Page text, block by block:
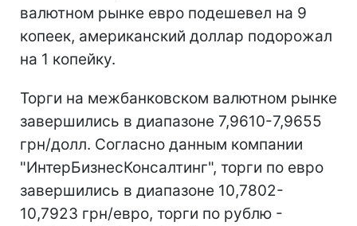
валютном рынке евро подешевел на 9
копеек, американский доллар подорожал
на 1 копейку.
Торги на межбанковском валютном рынке
завершились в диапазоне 7,9610-7,9655
грн/долл. Согласно данным компании
"ИнтерБизнесКонсалтинг", торги по евро
завершились в диапазоне 10,7802-
10,7923 грн/евро, торги по рублю -